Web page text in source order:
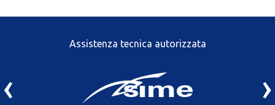
Assistenza tecnica autorizzata
‹ ›